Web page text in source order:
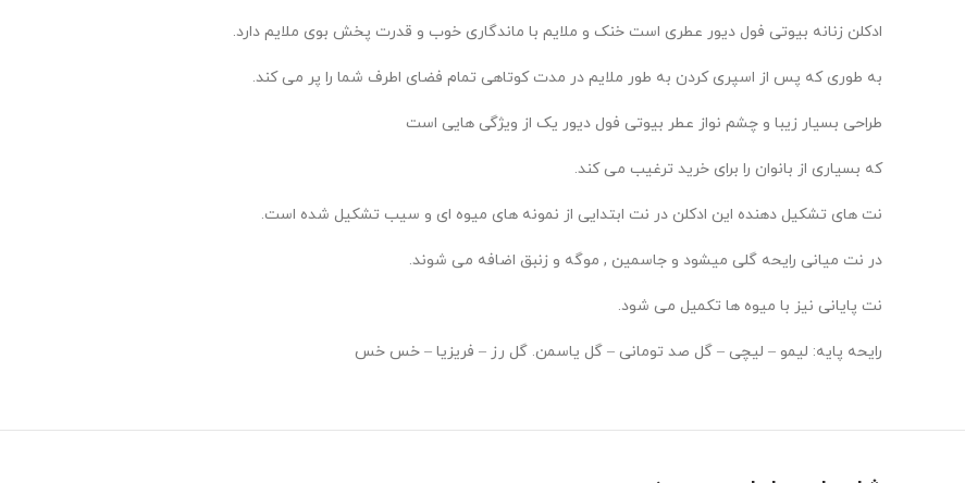
ادکلن زنانه بیوتی فول دیور عطری است خنک و ملایم با ماندگاری خوب و قدرت پخش بوی ملایم دارد.
به طوری که پس از اسپری کردن به طور ملایم در مدت کوتاهی تمام فضای اطرف شما را پر می کند.
طراحی بسیار زیبا و چشم نواز عطر بیوتی فول دیور یک از ویژگی هایی است
که بسیاری از بانوان را برای خرید ترغیب می کند.
نت های تشکیل دهنده این ادکلن در نت ابتدایی از نمونه های میوه ای و سیب تشکیل شده است.
در نت میانی رایحه گلی میشود و جاسمین , موگه و زنبق اضافه می شوند.
نت پایانی نیز با میوه ها تکمیل می شود.
رایحه پایه: لیمو – لیچی – گل صد تومانی – گل یاسمن. گل رز – فریزیا – خس خس